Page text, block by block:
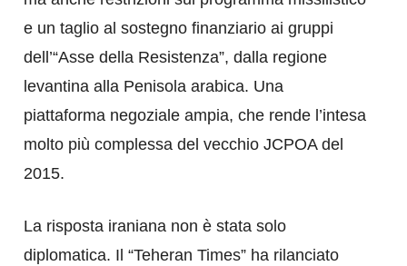
e un taglio al sostegno finanziario ai gruppi
dell’“Asse della Resistenza”, dalla regione
levantina alla Penisola arabica. Una
piattaforma negoziale ampia, che rende l’intesa
molto più complessa del vecchio JCPOA del
2015.
La risposta iraniana non è stata solo
diplomatica. Il “Teheran Times” ha rilanciato